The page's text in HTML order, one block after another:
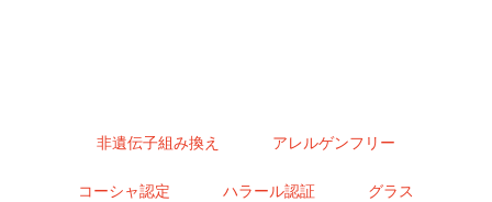
非遺伝子組み換え アレルゲンフリー
コーシャ認定 ハラール認証 グラス